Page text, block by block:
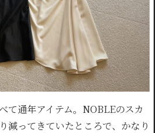
て通年アイテム。NOBLEのスカ
減ってきていたところで、かなり